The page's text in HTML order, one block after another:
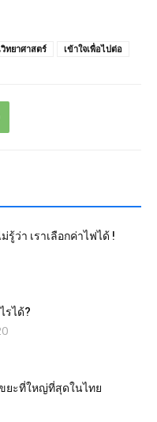
ทยาศาสตร์ เข้าใจเพื่อไปต่อ
รู้ว่า เราเลือกค่าไฟได้ !
รได้?​
ยะที่ใหญ่ที่สุดในไทย